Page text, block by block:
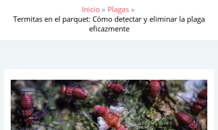
Inicio
Plagas
Termitas en el parquet: Cómo detectar y eliminar la plaga
eficazmente